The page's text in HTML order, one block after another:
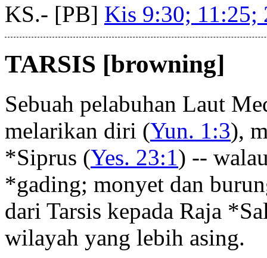
KS.- [PB] Kis 9:30; 11:25;
TARSIS [browning]
Sebuah pelabuhan Laut
melarikan diri (Yun. 1:3),
*Siprus (Yes. 23:1) --
*gading; monyet dan
dari Tarsis kepada Raja
wilayah yang lebih asing.